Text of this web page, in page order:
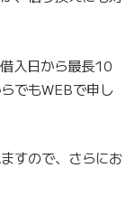
入日から最長10
でもWEBで申し
すので、さらにお